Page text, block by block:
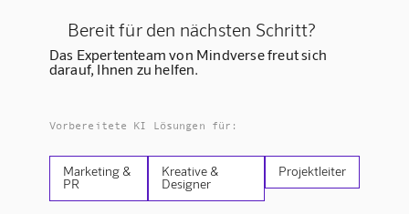
Bereit für den nächsten Schritt?
Das Expertenteam von Mindverse freut sich
darauf, Ihnen zu helfen.
Vorbereitete KI Lösungen für:
Marketing &
PR
Kreative &
Designer
Projektleiter